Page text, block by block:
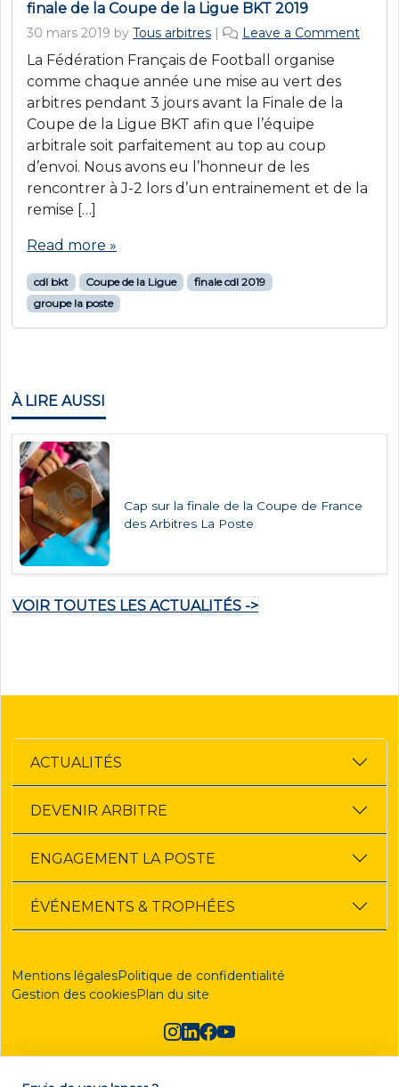
finale de la Coupe de la Ligue BKT 2019
30 mars 2019 by Tous arbitres | Leave a Comment
La Fédération Français de Football organise
comme chaque année une mise au vert des
arbitres pendant 3 jours avant la Finale de la
Coupe de la Ligue BKT afin que l’équipe
arbitrale soit parfaitement au top au coup
d’envoi. Nous avons eu l’honneur de les
rencontrer à J-2 lors d’un entrainement et de la
remise […]
Read more »
cdl bkt Coupe de la Ligue
finale cdl 2019
groupe la poste
À LIRE AUSSI
Cap sur la finale de la Coupe de France
des Arbitres La Poste
VOIR TOUTES LES ACTUALITÉS ->
ACTUALITÉS
DEVENIR ARBITRE
ENGAGEMENT LA POSTE
ÉVÉNEMENTS & TROPHÉES
Mentions légalesPolitique de confidentialité
Gestion des cookiesPlan du site